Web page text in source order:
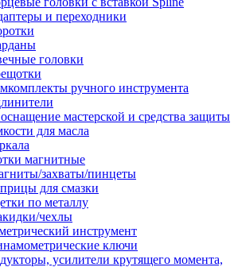
и переходники
головки
ручного инструмента
мастерской и средства защиты
для масла
магнитные
захваты/пинцеты
для смазки
по металлу
чехлы
инструмент
ключи
усилители крутящего момента,